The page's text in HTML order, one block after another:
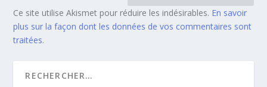
Ce site utilise Akismet pour réduire les indésirables. En savoir
plus sur la façon dont les données de vos commentaires sont
traitées.